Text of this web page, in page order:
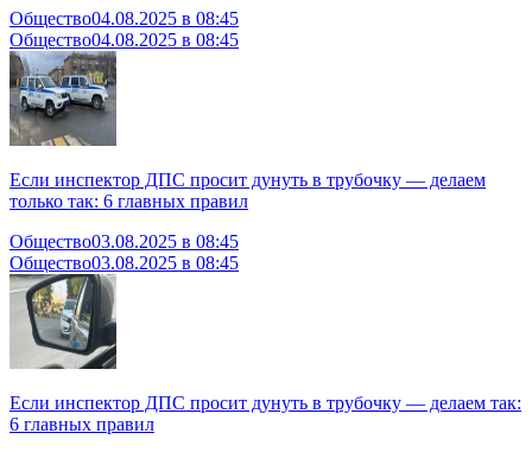
Общество04.08.2025 в 08:45
Общество04.08.2025 в 08:45
Если инспектор ДПС просит дунуть в трубочку — делаем
только так: 6 главных правил
Общество03.08.2025 в 08:45
Общество03.08.2025 в 08:45
Если инспектор ДПС просит дунуть в трубочку — делаем так:
6 главных правил